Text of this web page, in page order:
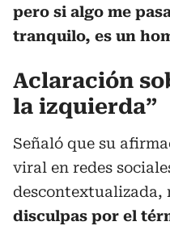
pero si algo me
tranquilo, es un
Aclaración
la izquierda”
Señaló que su
viral en redes
descontextualizada,
disculpas por el